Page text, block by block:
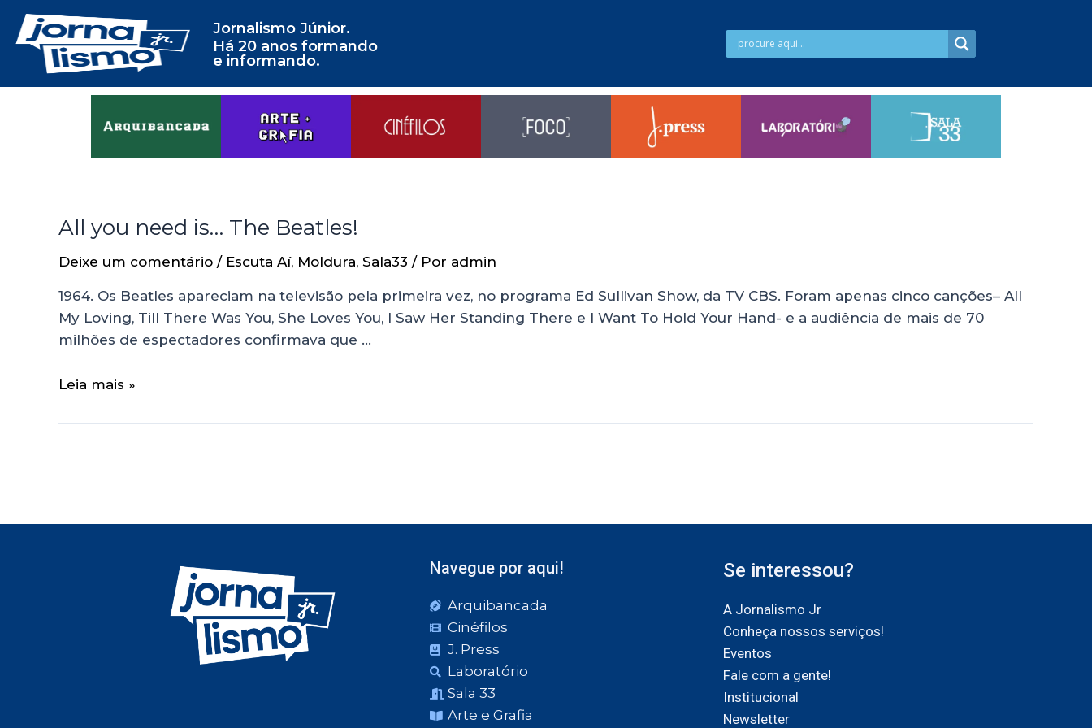
Jornalismo Júnior.
Há 20 anos formando
e informando.
All you need is… The Beatles!
Deixe um comentário / Escuta Aí, Moldura, Sala33 / Por admin
1964. Os Beatles apareciam na televisão pela primeira vez, no programa Ed Sullivan Show, da TV CBS. Foram apenas cinco canções– All
My Loving, Till There Was You, She Loves You, I Saw Her Standing There e I Want To Hold Your Hand- e a audiência de mais de 70
milhões de espectadores confirmava que …
Leia mais »
Navegue por aqui!
Arquibancada
Cinéfilos
J. Press
Laboratório
Sala 33
Arte e Grafia
Se interessou?
A Jornalismo Jr
Conheça nossos serviços!
Eventos
Fale com a gente!
Institucional
Newsletter